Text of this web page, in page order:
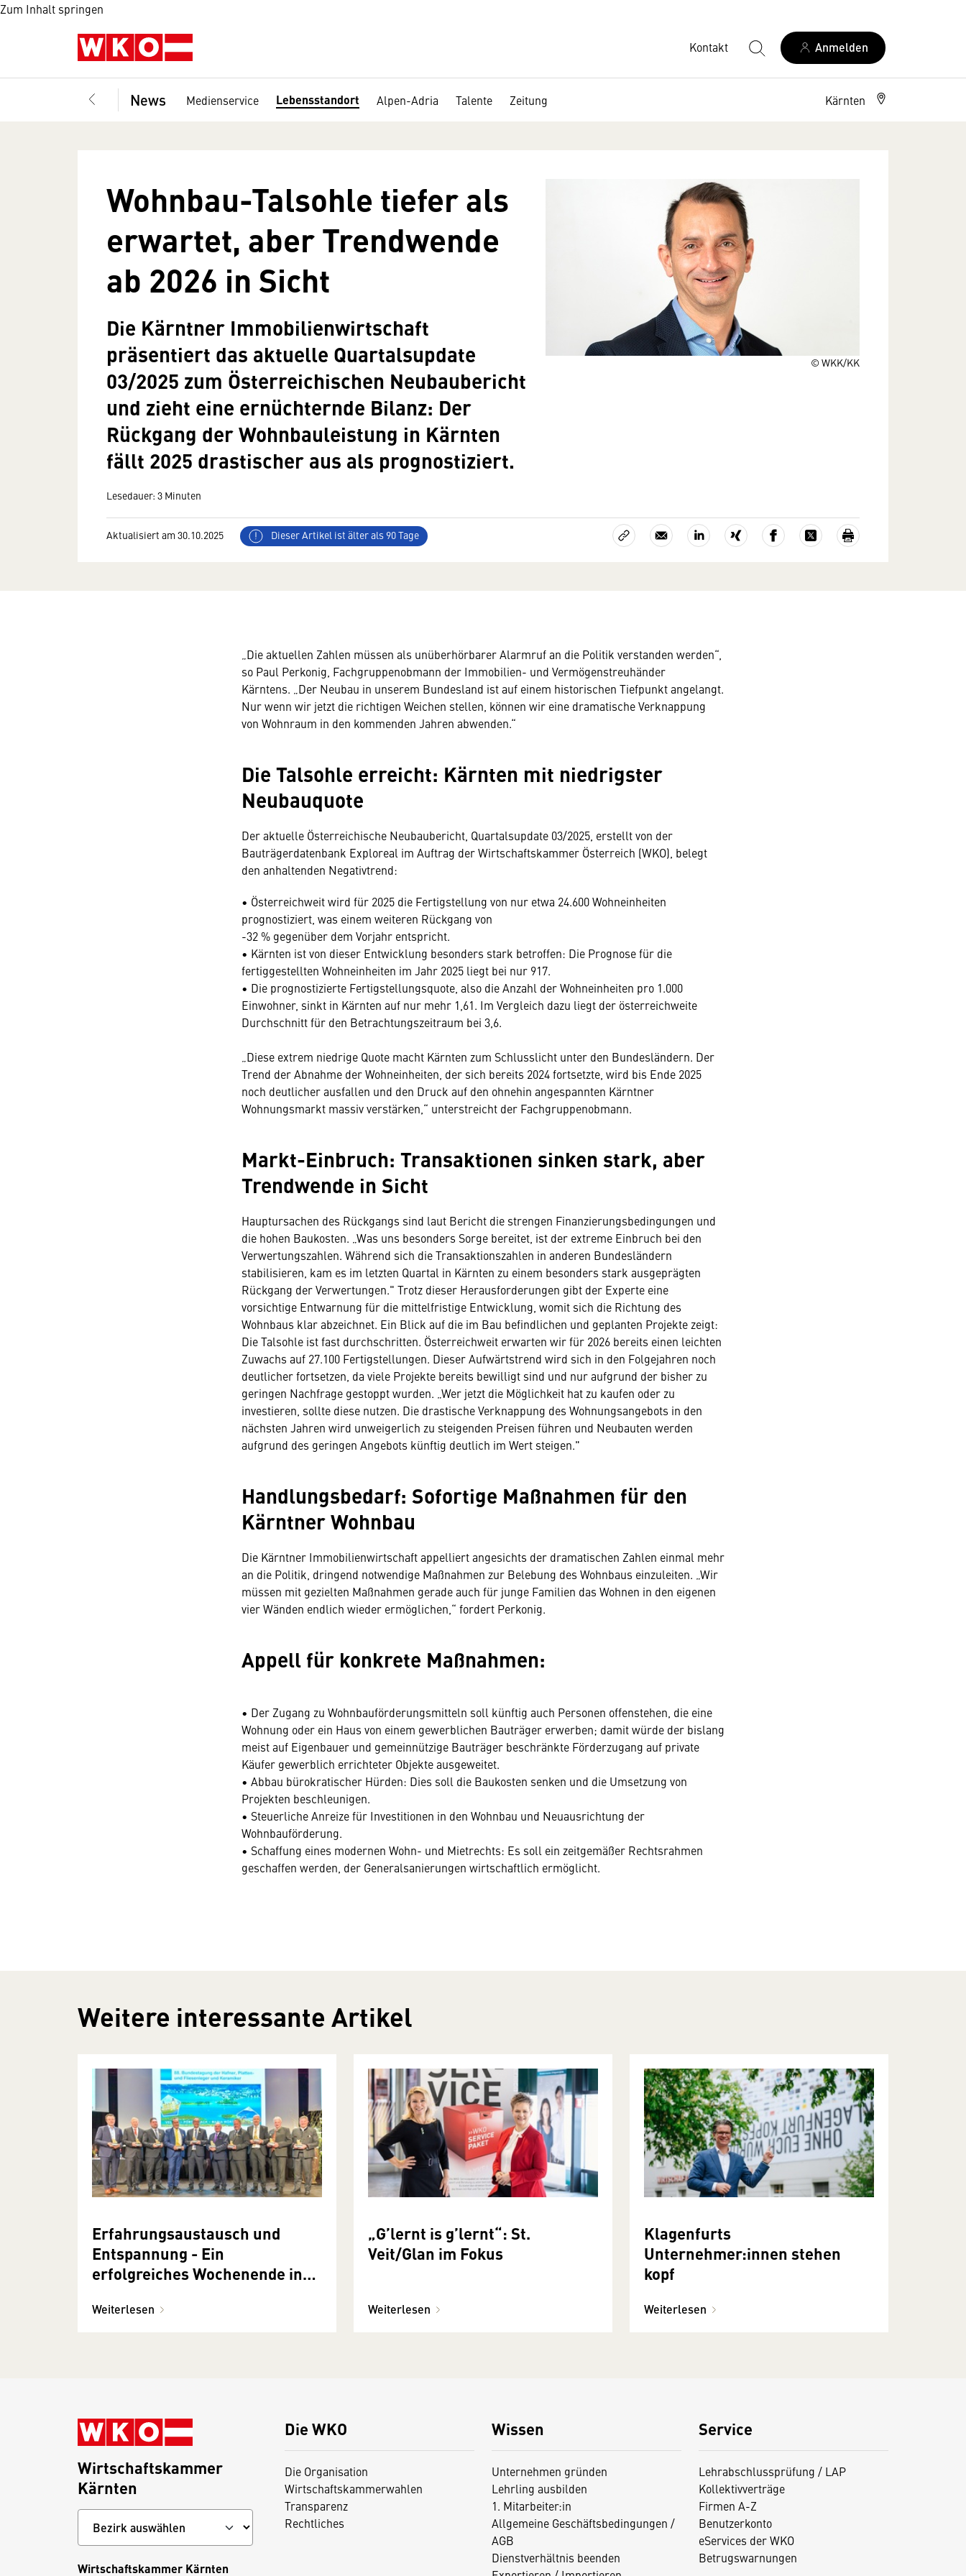
Zum Inhalt springen
Kontakt Anmelden
News Medienservice Lebensstandort Alpen-Adria Talente Zeitung Kärnten
© WKK/KK
Wohnbau-Talsohle tiefer als
erwartet, aber Trendwende
ab 2026 in Sicht
Die Kärntner Immobilienwirtschaft
präsentiert das aktuelle Quartalsupdate
03/2025 zum Österreichischen Neubaubericht
und zieht eine ernüchternde Bilanz: Der
Rückgang der Wohnbauleistung in Kärnten
fällt 2025 drastischer aus als prognostiziert.
Lesedauer: 3 Minuten
Aktualisiert am 30.10.2025 Dieser Artikel ist älter als 90 Tage
„Die aktuellen Zahlen müssen als unüberhörbarer Alarmruf an die Politik verstanden werden“,
so Paul Perkonig, Fachgruppenobmann der Immobilien- und Vermögenstreuhänder
Kärntens. „Der Neubau in unserem Bundesland ist auf einem historischen Tiefpunkt angelangt.
Nur wenn wir jetzt die richtigen Weichen stellen, können wir eine dramatische Verknappung
von Wohnraum in den kommenden Jahren abwenden.“
Die Talsohle erreicht: Kärnten mit niedrigster
Neubauquote
Der aktuelle Österreichische Neubaubericht, Quartalsupdate 03/2025, erstellt von der
Bauträgerdatenbank Exploreal im Auftrag der Wirtschaftskammer Österreich (WKO), belegt
den anhaltenden Negativtrend:
• Österreichweit wird für 2025 die Fertigstellung von nur etwa 24.600 Wohneinheiten
prognostiziert, was einem weiteren Rückgang von
-32 % gegenüber dem Vorjahr entspricht.
• Kärnten ist von dieser Entwicklung besonders stark betroffen: Die Prognose für die
fertiggestellten Wohneinheiten im Jahr 2025 liegt bei nur 917.
• Die prognostizierte Fertigstellungsquote, also die Anzahl der Wohneinheiten pro 1.000
Einwohner, sinkt in Kärnten auf nur mehr 1,61. Im Vergleich dazu liegt der österreichweite
Durchschnitt für den Betrachtungszeitraum bei 3,6.
„Diese extrem niedrige Quote macht Kärnten zum Schlusslicht unter den Bundesländern. Der
Trend der Abnahme der Wohneinheiten, der sich bereits 2024 fortsetzte, wird bis Ende 2025
noch deutlicher ausfallen und den Druck auf den ohnehin angespannten Kärntner
Wohnungsmarkt massiv verstärken,“ unterstreicht der Fachgruppenobmann.
Markt-Einbruch: Transaktionen sinken stark, aber
Trendwende in Sicht
Hauptursachen des Rückgangs sind laut Bericht die strengen Finanzierungsbedingungen und
die hohen Baukosten. „Was uns besonders Sorge bereitet, ist der extreme Einbruch bei den
Verwertungszahlen. Während sich die Transaktionszahlen in anderen Bundesländern
stabilisieren, kam es im letzten Quartal in Kärnten zu einem besonders stark ausgeprägten
Rückgang der Verwertungen." Trotz dieser Herausforderungen gibt der Experte eine
vorsichtige Entwarnung für die mittelfristige Entwicklung, womit sich die Richtung des
Wohnbaus klar abzeichnet. Ein Blick auf die im Bau befindlichen und geplanten Projekte zeigt:
Die Talsohle ist fast durchschritten. Österreichweit erwarten wir für 2026 bereits einen leichten
Zuwachs auf 27.100 Fertigstellungen. Dieser Aufwärtstrend wird sich in den Folgejahren noch
deutlicher fortsetzen, da viele Projekte bereits bewilligt sind und nur aufgrund der bisher zu
geringen Nachfrage gestoppt wurden. „Wer jetzt die Möglichkeit hat zu kaufen oder zu
investieren, sollte diese nutzen. Die drastische Verknappung des Wohnungsangebots in den
nächsten Jahren wird unweigerlich zu steigenden Preisen führen und Neubauten werden
aufgrund des geringen Angebots künftig deutlich im Wert steigen."
Handlungsbedarf: Sofortige Maßnahmen für den
Kärntner Wohnbau
Die Kärntner Immobilienwirtschaft appelliert angesichts der dramatischen Zahlen einmal mehr
an die Politik, dringend notwendige Maßnahmen zur Belebung des Wohnbaus einzuleiten. „Wir
müssen mit gezielten Maßnahmen gerade auch für junge Familien das Wohnen in den eigenen
vier Wänden endlich wieder ermöglichen,“ fordert Perkonig.
Appell für konkrete Maßnahmen:
• Der Zugang zu Wohnbauförderungsmitteln soll künftig auch Personen offenstehen, die eine
Wohnung oder ein Haus von einem gewerblichen Bauträger erwerben; damit würde der bislang
meist auf Eigenbauer und gemeinnützige Bauträger beschränkte Förderzugang auf private
Käufer gewerblich errichteter Objekte ausgeweitet.
• Abbau bürokratischer Hürden: Dies soll die Baukosten senken und die Umsetzung von
Projekten beschleunigen.
• Steuerliche Anreize für Investitionen in den Wohnbau und Neuausrichtung der
Wohnbauförderung.
• Schaffung eines modernen Wohn- und Mietrechts: Es soll ein zeitgemäßer Rechtsrahmen
geschaffen werden, der Generalsanierungen wirtschaftlich ermöglicht.
Weitere interessante Artikel
Erfahrungsaustausch und
Entspannung - Ein
erfolgreiches Wochenende in
Weiterlesen
„G’lernt is g’lernt“: St.
Veit/Glan im Fokus
Weiterlesen
Klagenfurts
Unternehmer:innen stehen
kopf
Weiterlesen
Die WKO
Die Organisation
Wirtschaftskammerwahlen
Transparenz
Rechtliches
Wissen
Unternehmen gründen
Lehrling ausbilden
1. Mitarbeiter:in
Allgemeine Geschäftsbedingungen /
AGB
Dienstverhältnis beenden
Service
Lehrabschlussprüfung / LAP
Kollektivverträge
Firmen A-Z
Benutzerkonto
eServices der WKO
Betrugswarnungen
Wirtschaftskammer
Kärnten
Wirtschaftskammer Kärnten